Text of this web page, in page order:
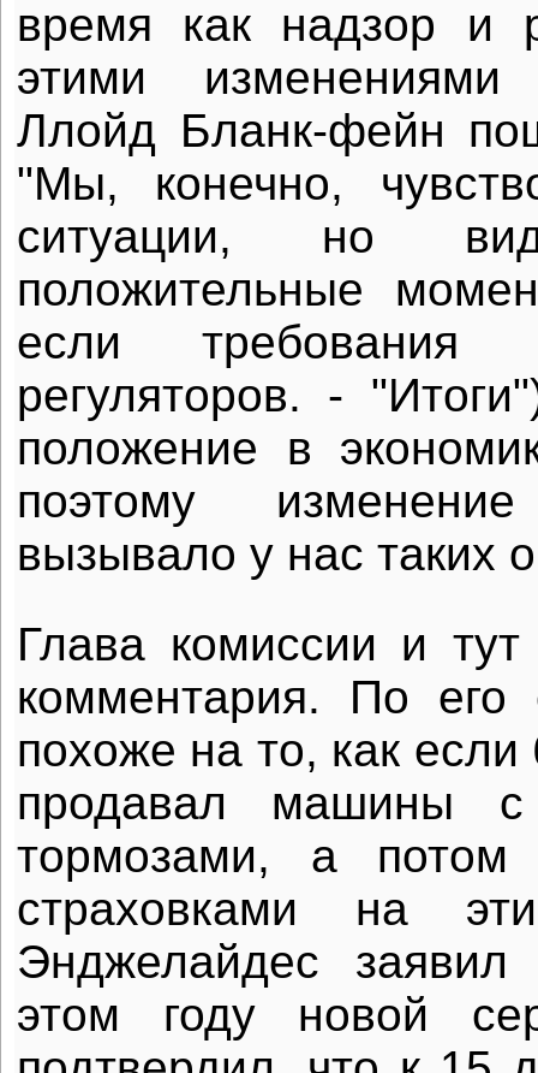
время как надзор и
этими
Ллойд Бланк-фейн
"Мы, конечно,
ситуации, но
положительные
если требования
регуляторов. -
положение в
поэтому
вызывало у нас таких
Глава комиссии и
комментария. По его
похоже на то, как
продавал машины с
тормозами, а потом
страховками на
Энджелайдес
этом году новой